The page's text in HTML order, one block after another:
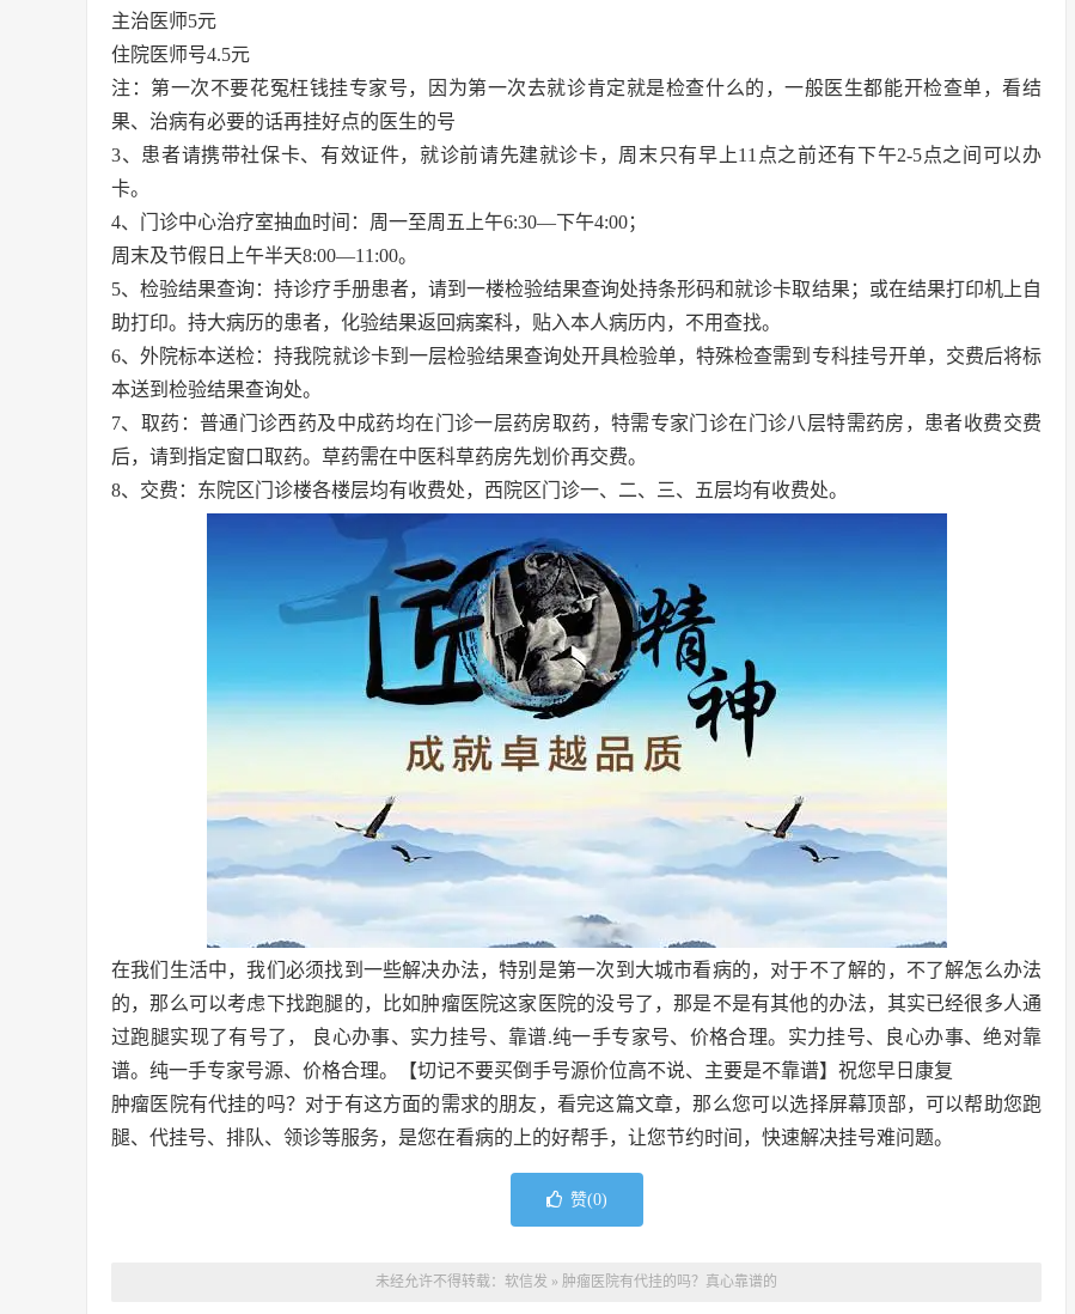
主治医师5元
住院医师号4.5元
注：第一次不要花冤枉钱挂专家号，因为第一次去就诊肯定就是检查什么的，一般医生都能开检查单，看结
果、治病有必要的话再挂好点的医生的号
3、患者请携带社保卡、有效证件，就诊前请先建就诊卡，周末只有早上11点之前还有下午2-5点之间可以办
卡。
4、门诊中心治疗室抽血时间：周一至周五上午6:30—下午4:00；
周末及节假日上午半天8:00—11:00。
5、检验结果查询：持诊疗手册患者，请到一楼检验结果查询处持条形码和就诊卡取结果；或在结果打印机上自
助打印。持大病历的患者，化验结果返回病案科，贴入本人病历内，不用查找。
6、外院标本送检：持我院就诊卡到一层检验结果查询处开具检验单，特殊检查需到专科挂号开单，交费后将标
本送到检验结果查询处。
7、取药：普通门诊西药及中成药均在门诊一层药房取药，特需专家门诊在门诊八层特需药房，患者收费交费
后，请到指定窗口取药。草药需在中医科草药房先划价再交费。
8、交费：东院区门诊楼各楼层均有收费处，西院区门诊一、二、三、五层均有收费处。
在我们生活中，我们必须找到一些解决办法，特别是第一次到大城市看病的，对于不了解的，不了解怎么办法
的，那么可以考虑下找跑腿的，比如肿瘤医院这家医院的没号了，那是不是有其他的办法，其实已经很多人通
过跑腿实现了有号了， 良心办事、实力挂号、靠谱.纯一手专家号、价格合理。实力挂号、良心办事、绝对靠
谱。纯一手专家号源、价格合理。【切记不要买倒手号源价位高不说、主要是不靠谱】祝您早日康复
肿瘤医院有代挂的吗？对于有这方面的需求的朋友，看完这篇文章，那么您可以选择屏幕顶部，可以帮助您跑
腿、代挂号、排队、领诊等服务，是您在看病的上的好帮手，让您节约时间，快速解决挂号难问题。
赞(0)
未经允许不得转载： 软信发 » 肿瘤医院有代挂的吗？真心靠谱的